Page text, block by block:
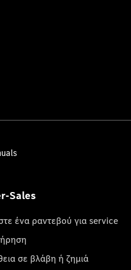
Sales
ένα ραντεβού για service
σε βλάβη ή ζημιά